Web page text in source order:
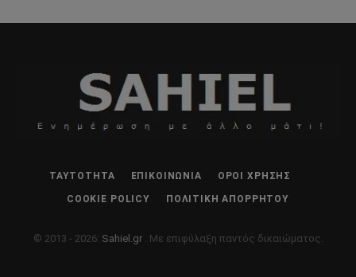
ΤΑΥΤΌΤΗΤΑ ΕΠΙΚΟΙΝΩΝΊΑ ΌΡΟΙ ΧΡΉΣΗΣ
COOKIE POLICY ΠΟΛΙΤΙΚΉ ΑΠΟΡΡΉΤΟΥ
© 2013 - 2026: Sahiel.gr . Με επιφύλαξη παντός δικαιώματος.